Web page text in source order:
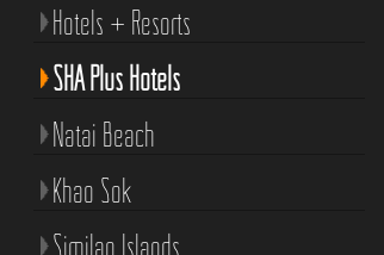
Hotels + Resorts
SHA Plus Hotels
Natai Beach
Khao Sok
Similan Islands